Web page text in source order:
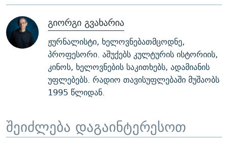
გიორგი გვახარია
ჟურნალისტი, ხელოვნებათმცოდნე,
პროფესორი. აშუქებს კულტურის ისტორიის,
კინოს, ხელოვნების საკითხებს, ადამიანის
უფლებებს. რადიო თავისუფლებაში მუშაობს
1995 წლიდან.
შეიძლება დაგაინტერესოთ